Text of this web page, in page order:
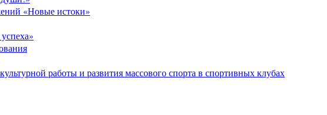
«Новые истоки»
работы и развития массового спорта в спортивных клубах